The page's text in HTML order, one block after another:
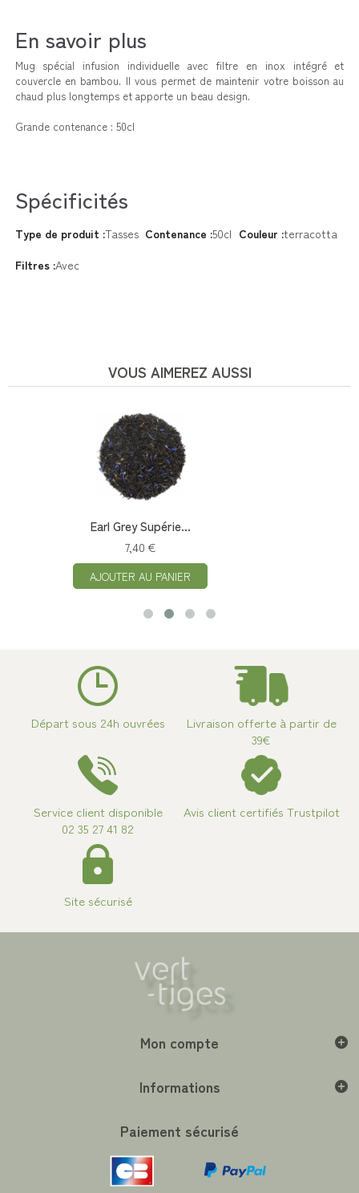
En savoir plus
Mug spécial infusion individuelle avec filtre en inox intégré et
couvercle en bambou. Il vous permet de maintenir votre boisson au
chaud plus longtemps et apporte un beau design.
Grande contenance : 50cl
Spécificités
Type de produit :Tasses Contenance :50cl Couleur :terracotta
Filtres :Avec
VOUS AIMEREZ AUSSI
Earl Grey Supérie...
AJOUTER AU PANIER
Départ sous 24h ouvrées
Livraison offerte à partir de
39€
Service client disponible
02 35 27 41 82
Avis client certifiés Trustpilot
Site sécurisé
Mon compte
Informations
Paiement sécurisé